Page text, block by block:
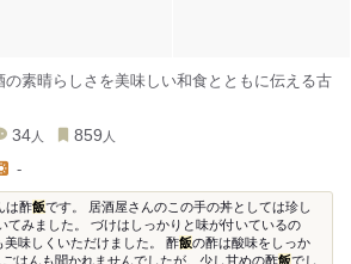
の素晴らしさを美味しい和食とともに伝える古
34 人 859 人
-
は酢飯です。 居酒屋さんのこの手の丼としては珍し
てみました。 づけはしっかりと味が付いているの
味しくいただけました。 酢飯の酢は酸味をしっか
はんも聞かれませんでしたが、少し甘めの酢飯でし